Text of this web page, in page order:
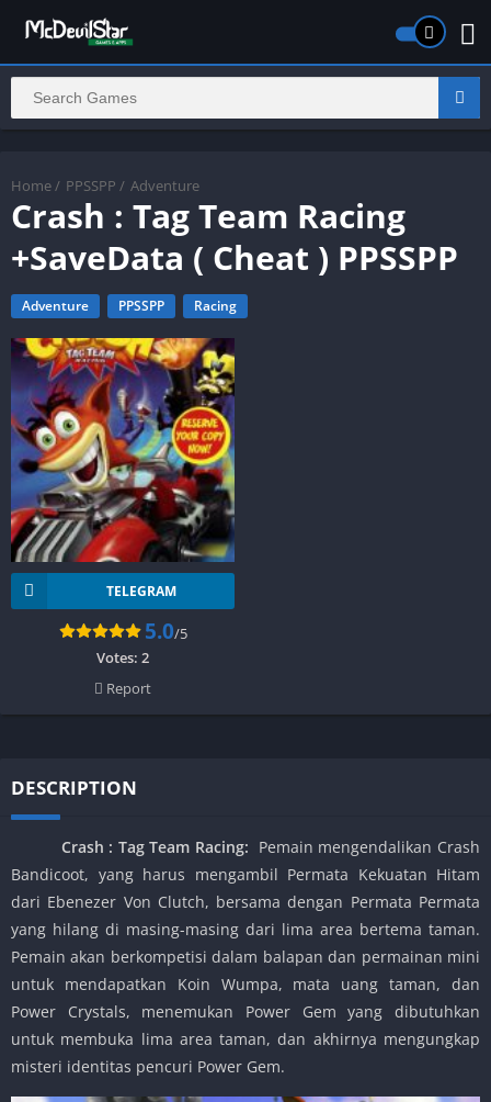
Home / PPSSPP / Adventure
Crash : Tag Team Racing
+SaveData ( Cheat ) PPSSPP
Adventure PPSSPP Racing
TELEGRAM
5.0/5
Votes: 2
Report
DESCRIPTION
Crash : Tag Team Racing: Pemain mengendalikan Crash
Bandicoot, yang harus mengambil Permata Kekuatan Hitam
dari Ebenezer Von Clutch, bersama dengan Permata Permata
yang hilang di masing-masing dari lima area bertema taman.
Pemain akan berkompetisi dalam balapan dan permainan mini
untuk mendapatkan Koin Wumpa, mata uang taman, dan
Power Crystals, menemukan Power Gem yang dibutuhkan
untuk membuka lima area taman, dan akhirnya mengungkap
misteri identitas pencuri Power Gem.